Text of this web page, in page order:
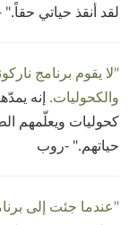
لقد أنقذ حياتي
"لا يقوم برنامج
والكحوليات. إنه
كحوليات ويعلّمهم
حياتهم." -روب
"عندما جئت إلى